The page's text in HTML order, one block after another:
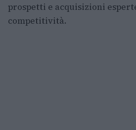
prospetti e acquisizioni
competitività.